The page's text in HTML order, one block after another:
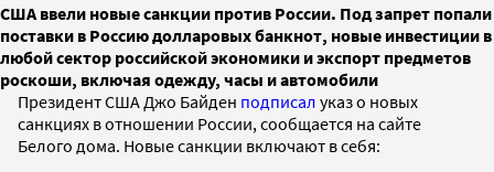
США ввели новые санкции против России. Под запрет попали
поставки в Россию долларовых банкнот, новые инвестиции в
любой сектор российской экономики и экспорт предметов
роскоши, включая одежду, часы и автомобили
Президент США Джо Байден подписал указ о новых
санкциях в отношении России, сообщается на сайте
Белого дома. Новые санкции включают в себя: